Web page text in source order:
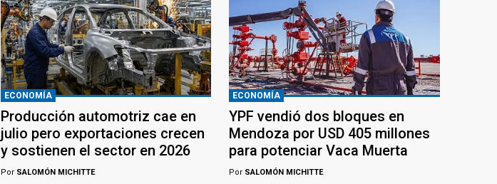
ECONOMÍA
Producción automotriz cae en
julio pero exportaciones crecen
y sostienen el sector en 2026
PorSALOMÓN MICHITTE
ECONOMÍA
YPF vendió dos bloques en
Mendoza por USD 405 millones
para potenciar Vaca Muerta
Por SALOMÓN MICHITTE